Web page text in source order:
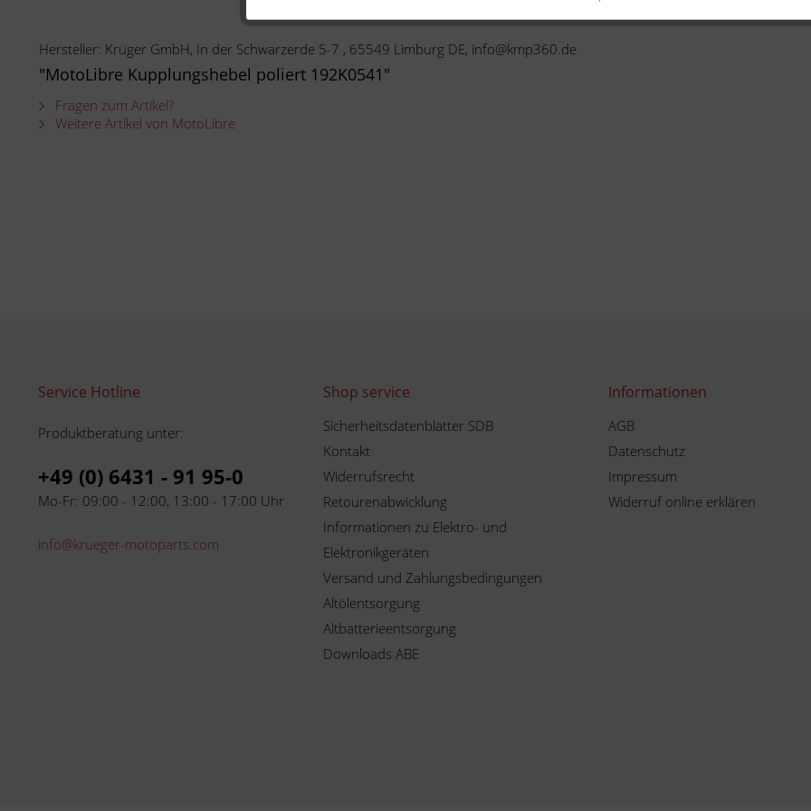
Hersteller: Krüger GmbH, In der Schwarzerde 5-7 , 65549 Limburg DE, info@kmp360.de
"MotoLibre Kupplungshebel poliert 192K0541"
Fragen zum Artikel?
Weitere Artikel von MotoLibre
Service Hotline
Produktberatung unter:
+49 (0) 6431 - 91 95-0
Mo-Fr: 09:00 - 12:00, 13:00 - 17:00 Uhr
info@krueger-motoparts.com
Shop service
Sicherheitsdatenblätter SDB
Kontakt
Widerrufsrecht
Retourenabwicklung
Informationen zu Elektro- und
Elektronikgeräten
Versand und Zahlungsbedingungen
Altölentsorgung
Altbatterieentsorgung
Downloads ABE
Informationen
AGB
Datenschutz
Impressum
Widerruf online erklären